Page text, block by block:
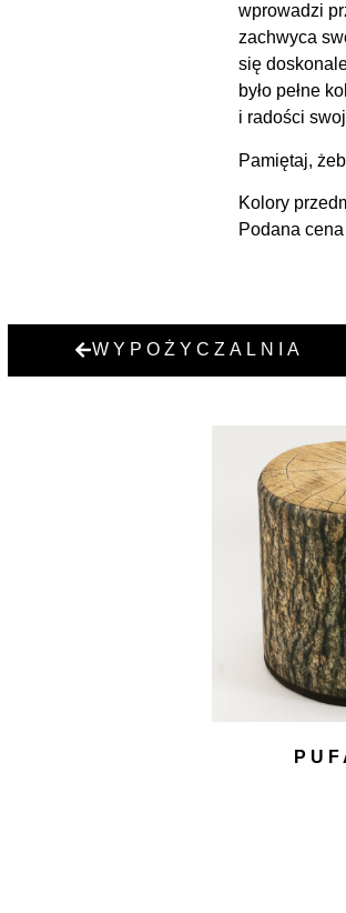
wprowadzi
zachwyca
się
było pełne
i radości
Pamiętaj,
Kolory
Podana
WYPOŻYCZALNIA